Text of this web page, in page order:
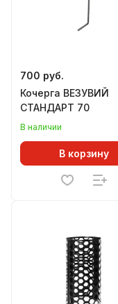
700 руб.
Кочерга ВЕЗУВИЙ
СТАНДАРТ 70
В наличии
В корзину